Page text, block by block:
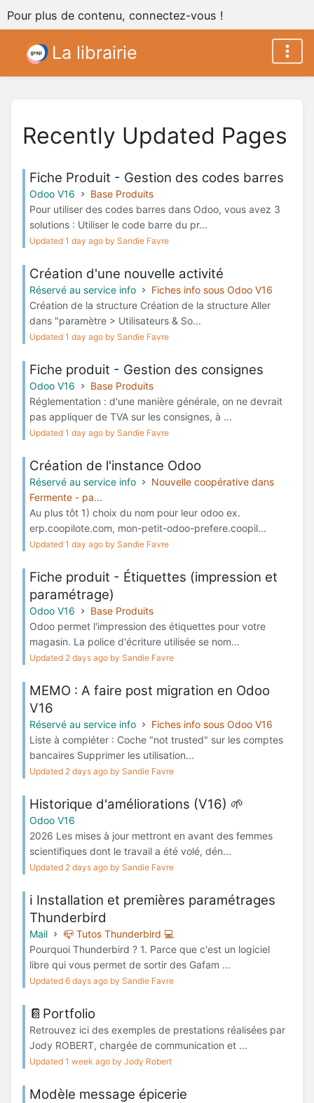
Pour plus de contenu, connectez-vous !
La librairie
Recently Updated Pages
Fiche Produit - Gestion des codes barres
Odoo V16
Base Produits
Pour utiliser des codes barres dans Odoo, vous avez 3
solutions : Utiliser le code barre du pr...
Updated 1 day ago by Sandie Favre
Création d'une nouvelle activité
Réservé au service info
Fiches info sous Odoo V16
Création de la structure Création de la structure Aller
dans "paramètre > Utilisateurs & So...
Updated 1 day ago by Sandie Favre
Fiche produit - Gestion des consignes
Odoo V16
Base Produits
Réglementation : d'une manière générale, on ne devrait
pas appliquer de TVA sur les consignes, à ...
Updated 1 day ago by Sandie Favre
Création de l'instance Odoo
Réservé au service info
Nouvelle coopérative dans
Fermente - pa...
Au plus tôt 1) choix du nom pour leur odoo ex.
erp.coopilote.com, mon-petit-odoo-prefere.coopil...
Updated 1 day ago by Sandie Favre
Fiche produit - Étiquettes (impression et
paramétrage)
Odoo V16
Base Produits
Odoo permet l'impression des étiquettes pour votre
magasin. La police d'écriture utilisée se nom...
Updated 2 days ago by Sandie Favre
MEMO : A faire post migration en Odoo
V16
Réservé au service info
Fiches info sous Odoo V16
Liste à compléter : Coche "not trusted" sur les comptes
bancaires Supprimer les utilisation...
Updated 2 days ago by Sandie Favre
Historique d'améliorations (V16) 🌱
Odoo V16
2026 Les mises à jour mettront en avant des femmes
scientifiques dont le travail a été volé, dén...
Updated 2 days ago by Sandie Favre
ℹ️ Installation et premières paramétrages
Thunderbird
Mail
📪 Tutos Thunderbird 💻
Pourquoi Thunderbird ? 1. Parce que c'est un logiciel
libre qui vous permet de sortir des Gafam ...
Updated 6 days ago by Sandie Favre
📔Portfolio
Retrouvez ici des exemples de prestations réalisées par
Jody ROBERT, chargée de communication et ...
Updated 1 week ago by Jody Robert
Modèle message épicerie